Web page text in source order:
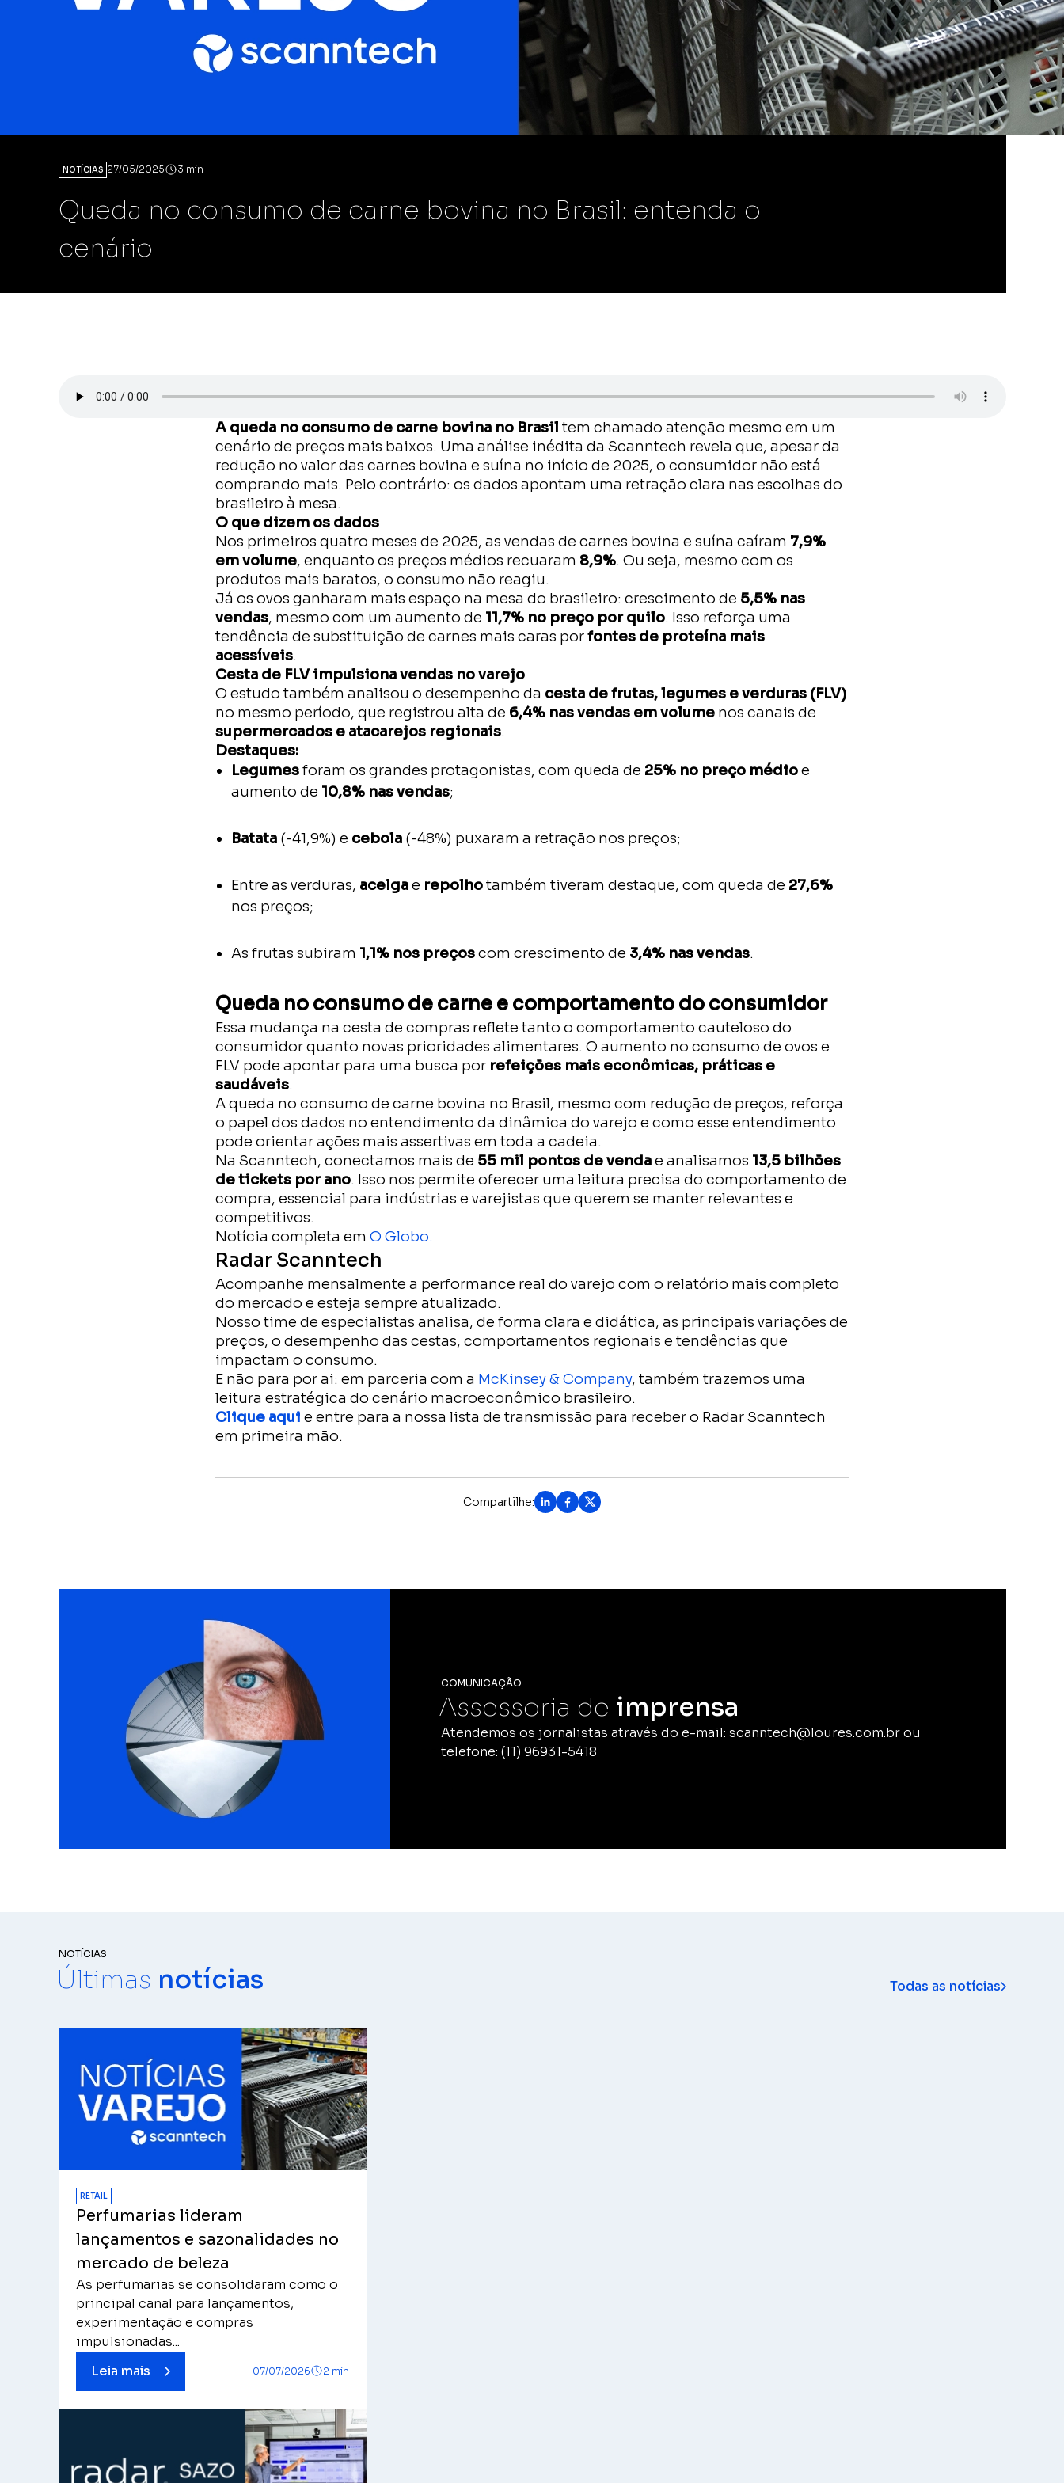
com a melhor ferramenta do
mercado.
Scann Market
Toda confiabilidade e granularidade
das nossas soluções.
Scann Share
Compare sua marca entre os seus
principais concorrentes, com
informação precisa até o nível SKU,
filtrada por estado ou canal.
Scann Metrics
Confira o impacto real de suas ações
Scann Shopper
Otimize resultados e melhore a
NOTÍCIAS 27/05/2025 3 min
Queda no consumo de carne bovina no Brasil: entenda o
cenário
A queda no consumo de carne bovina no Brasil tem chamado atenção mesmo em um
cenário de preços mais baixos. Uma análise inédita da Scanntech revela que, apesar da
redução no valor das carnes bovina e suína no início de 2025, o consumidor não está
comprando mais. Pelo contrário: os dados apontam uma retração clara nas escolhas do
brasileiro à mesa.
O que dizem os dados
Nos primeiros quatro meses de 2025, as vendas de carnes bovina e suína caíram 7,9%
em volume, enquanto os preços médios recuaram 8,9%. Ou seja, mesmo com os
produtos mais baratos, o consumo não reagiu.
Já os ovos ganharam mais espaço na mesa do brasileiro: crescimento de 5,5% nas
vendas, mesmo com um aumento de 11,7% no preço por quilo. Isso reforça uma
tendência de substituição de carnes mais caras porfontes de proteína mais
acessíveis.
Cesta de FLV impulsiona vendas no varejo
O estudo também analisou o desempenho da cesta de frutas, legumes e verduras (FLV)
no mesmo período, que registrou alta de 6,4% nas vendas em volume nos canais de
supermercados e atacarejos regionais.
Destaques:
Legumesforam os grandes protagonistas, com queda de 25% no preço médioe
aumento de 10,8% nas vendas;
Batata (-41,9%) e cebola (-48%) puxaram a retração nos preços;
Entre as verduras, acelgae repolhotambém tiveram destaque, com queda de 27,6%
nos preços;
As frutas subiram 1,1% nos preçoscom crescimento de 3,4% nas vendas.
Queda no consumo de carne e comportamento do consumidor
Essa mudança na cesta de compras reflete tanto o comportamento cauteloso do
consumidor quanto novas prioridades alimentares. O aumento no consumo de ovos e
FLV pode apontar para uma busca por refeições mais econômicas, práticas e
saudáveis.
A queda no consumo de carne bovina no Brasil, mesmo com redução de preços, reforça
o papel dos dados no entendimento da dinâmica do varejo e como esse entendimento
pode orientar ações mais assertivas em toda a cadeia.
Na Scanntech, conectamos mais de 55 mil pontos de vendae analisamos 13,5 bilhões
de tickets por ano. Isso nos permite oferecer uma leitura precisa do comportamento de
compra, essencial para indústrias e varejistas que querem se manter relevantes e
competitivos.
Notícia completa em O Globo.
Radar Scanntech
Acompanhe mensalmente a performance real do varejo com o relatório mais completo
do mercado e esteja sempre atualizado.
Nosso time de especialistas analisa, de forma clara e didática, as principais variações de
preços, o desempenho das cestas, comportamentos regionais e tendências que
impactam o consumo.
E não para por ai: em parceria com a McKinsey & Company, também trazemos uma
leitura estratégica do cenário macroeconômico brasileiro.
Clique aqui e entre para a nossa lista de transmissão para receber o Radar Scanntech
em primeira mão.
Compartilhe:
COMUNICAÇÃO
Assessoria de imprensa
Atendemos os jornalistas através do e-mail: scanntech@loures.com.br ou
telefone: (11) 96931-5418
NOTÍCIAS
Últimas notícias Todas as notícias
RETAIL
Perfumarias lideram
lançamentos e sazonalidades no
mercado de beleza
As perfumarias se consolidaram como o
principal canal para lançamentos,
experimentação e compras
impulsionadas...
Leia mais
07/07/2026 2 min